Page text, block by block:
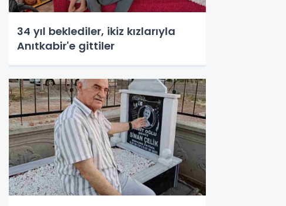
34 yıl beklediler, ikiz kızlarıyla
Anıtkabir'e gittiler